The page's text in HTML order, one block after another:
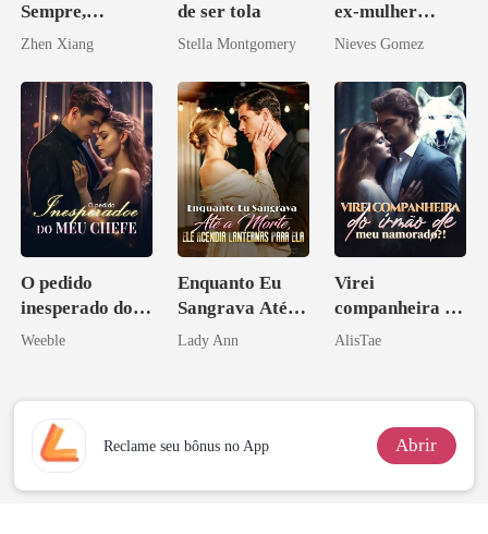
Sempre,
Enlouquecido
Arrependiment
o
Zhen Xiang
de ser tola
Stella Montgomery
ex-mulher
curvilínea
Nieves Gomez
O pedido
inesperado do
meu chefe
Weeble
Enquanto Eu
Sangrava Até a
Morte, Ele
Ela
Lady Ann
Virei
companheira do
irmão de meu
AlisTae
Reclame seu bônus no App Abrir